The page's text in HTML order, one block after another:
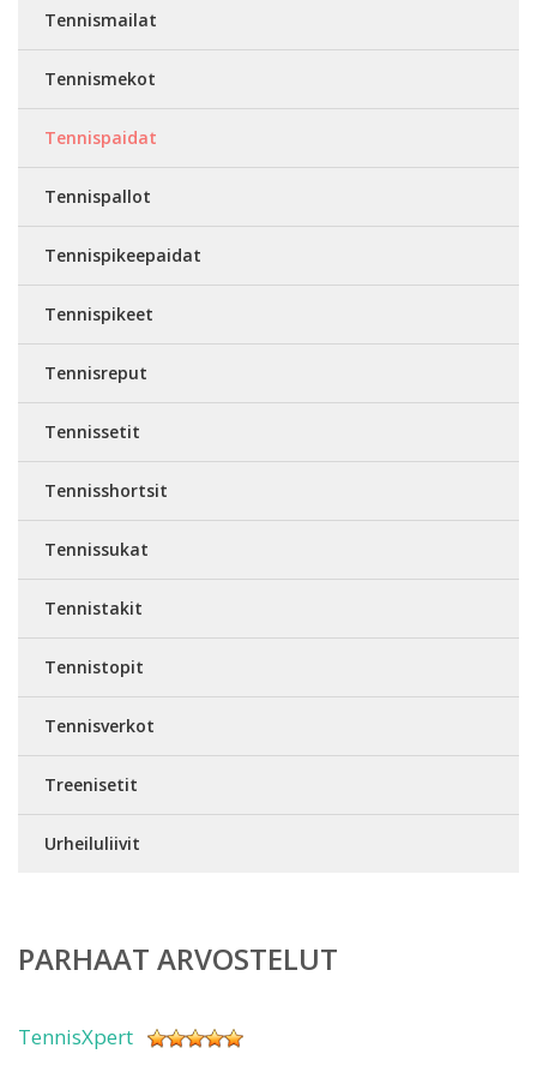
Tennismailat
Tennismekot
Tennispaidat
Tennispallot
Tennispikeepaidat
Tennispikeet
Tennisreput
Tennissetit
Tennisshortsit
Tennissukat
Tennistakit
Tennistopit
Tennisverkot
Treenisetit
Urheiluliivit
PARHAAT ARVOSTELUT
TennisXpert